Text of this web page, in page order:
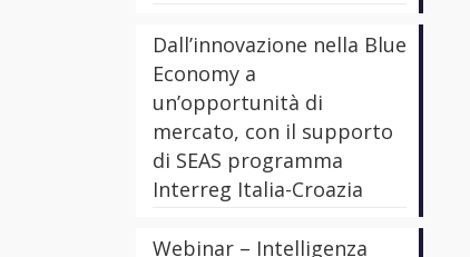
Dall’innovazione nella Blue
Economy a
un’opportunità di
mercato, con il supporto
di SEAS programma
Interreg Italia-Croazia
Webinar – Intelligenza